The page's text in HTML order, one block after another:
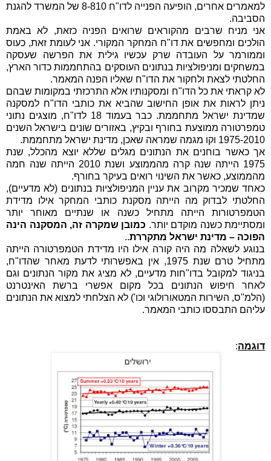
למאמרים אחרים, הופיעה הפנייה לדו"ח 8-810 של המשרד להגנת
הסביבה.
אני מניח שרבים מהקוראים שרואים הפניה כזאת, לא באמת
הולכים ומחפשים את דו"ח המחקר המקורי. אני לעומת זאת, כעוס
וממורמר על העובדה שרק עכשיו גילית את הפרשה שעסקה
במשחקים ומניפולציות בנתונים העוסקים בהתחממות כדור הארץ,
החלטתי לצאת ולחקור את הדו"ח שאליו הפנה המאמר.
לא קראתי את כל הדו"ח ומסקנותיו אלא התרכזתי במקומות שבהם
ניתן לראות את אופן החישוב שהביא את כותבי הדו"ח למסקנה
שמדינת ישראל מתחממת. כבר בעמוד 18 לדו"ח, מוצגים נתוני
טמפרטורה ממוצעת בחורף ובקיץ, באזורים שונים בישראל השנים
1975-2010 וקו מגמה שמראה שאכן, מדינת ישראל מתחממת.
אך כאשר בוחנים את הנתונים מגלים שללא יוצא מהכלל, שנת
1975 הייתה שנה קרה מהממוצע ושנת 2010 הייתה שנה חמה
מהממוצע, כאשר את השינוי רואים בעיקר בחורף.
כאחד שמכיר מקרוב את עניין המניפולציות בנתונים (לא מדעיים),
החלטתי לבדוק מה הייתה מסקנת כותבי המחקר אילו מדידת
הטמפרטורות הייתה מתחיל כשנה או שנתיים מאוחר יותר
ומסתיימת כשנה מוקדם יותר. כמובן שמקרה זה, המסקנה הינה
הפוכה – מדינת ישראל מתקררת..
בנוגע לשאלה מה היה קורה אילו היו מדידת הטמפרטורה הייתה
מתחיל טרם שנת 1975, אין באפשרותי לדעת מאחר שהדו"ח,
בניגוד למקובל בדו"חות מדעיים, לא מציג את מקור הנתונים וגם
לאחר חיפוש הנתונים בכל מקום אפשרי ברשת האינטרנט
(הלמ"ס, השירות המטאורולוגי וכו') לא הצלחתי למצוא את הנתונים
עליהם התבססו כותבי המאמר.
דוגמה: